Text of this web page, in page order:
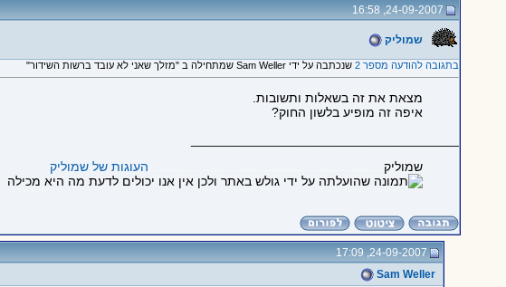
24-09-2007, 16:58
שמוליק
בתגובה להודעה מספר 2 שנכתבה על ידי Sam Weller שמתחילה ב "מזלך שאני לא עובד ברשות השידור"
מצאת את זה בשאלות ותשובות.
איפה זה מופיע בלשון החוק?
שמוליק.................................................. .............. העוגות של שמוליק
24-09-2007, 17:09
Sam Weller